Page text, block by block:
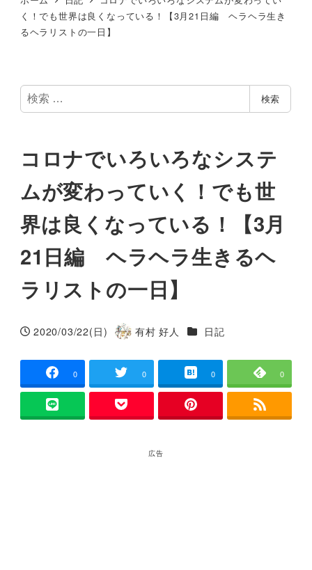
く！でも世界は良くなっている！【3月21日編 ヘラヘラ生き
るヘラリストの一日】
検
索
検索
コロナでいろいろなシステ
ムが変わっていく！でも世
界は良くなっている！【3月
21日編 ヘラヘラ生きるヘ
ラリストの一日】
投稿日
2020/03/22(日)
著
有村 好人 カテゴリー
日記
0 0 0 0
広告